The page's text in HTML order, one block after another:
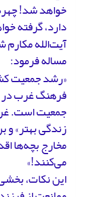
خواهد شد!
دارد، گرفته
آیت‌الله مکارم
مساله فرمود:
«رشد جمعیت
فرهنگ غرب در
جمعیت است.
زندگی بهتر» و
مخارج بچه‌ها
می‌کنند!»
این نکات،